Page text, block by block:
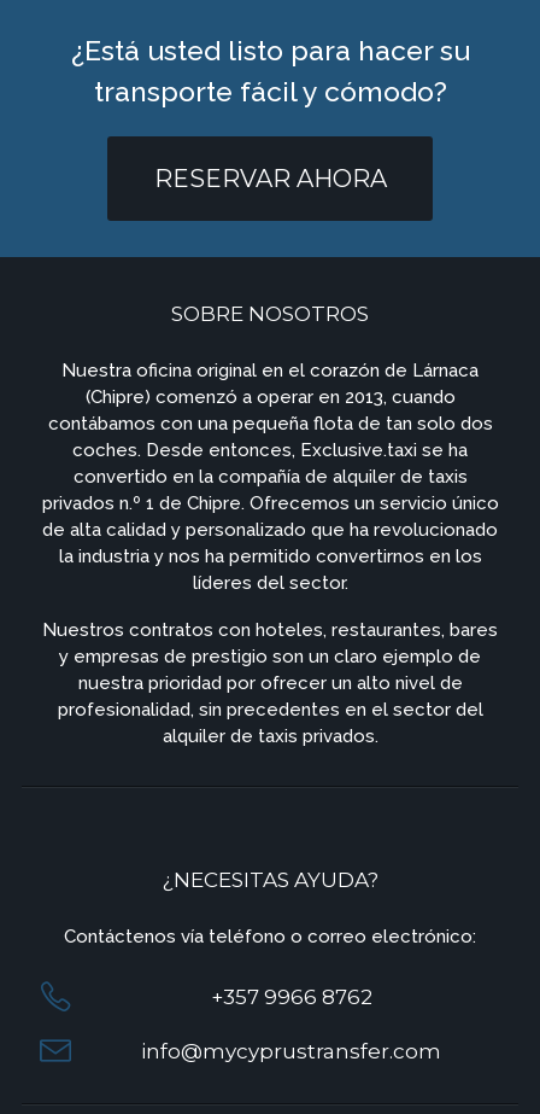
¿Está usted listo para hacer su
transporte fácil y cómodo?
RESERVAR AHORA
SOBRE NOSOTROS
Nuestra oficina original en el corazón de Lárnaca
(Chipre) comenzó a operar en 2013, cuando
contábamos con una pequeña flota de tan solo dos
coches. Desde entonces, Exclusive.taxi se ha
convertido en la compañía de alquiler de taxis
privados n.º 1 de Chipre. Ofrecemos un servicio único
de alta calidad y personalizado que ha revolucionado
la industria y nos ha permitido convertirnos en los
líderes del sector.
Nuestros contratos con hoteles, restaurantes, bares
y empresas de prestigio son un claro ejemplo de
nuestra prioridad por ofrecer un alto nivel de
profesionalidad, sin precedentes en el sector del
alquiler de taxis privados.
¿NECESITAS AYUDA?
Contáctenos vía teléfono o correo electrónico:
+357 9966 8762
info@mycyprustransfer.com